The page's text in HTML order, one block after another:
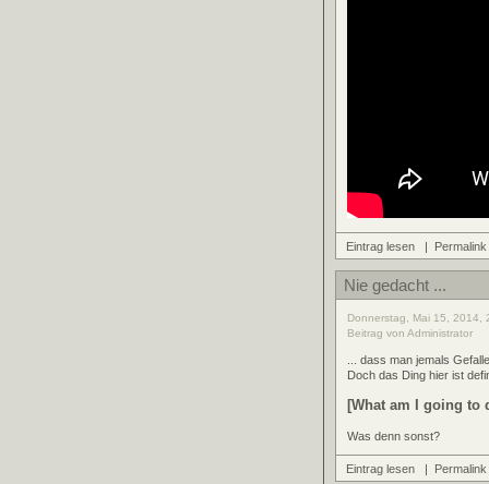
Eintrag lesen | Permalink
Nie gedacht ...
Donnerstag, Mai 15, 2014,
Beitrag von Administrator
... dass man jemals
Doch das Ding hier ist
[What am I going to
Was denn sonst?
Eintrag lesen | Permalink